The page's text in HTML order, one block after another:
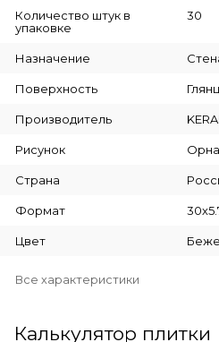
Количество штук в
упаковке
30
Назначение
Поверхность
Производитель
Рисунок
Страна
Формат
Цвет
Все характеристики
Калькулятор плитки